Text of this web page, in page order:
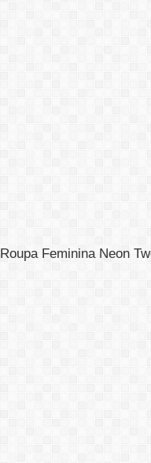
Roupa Feminina Neon